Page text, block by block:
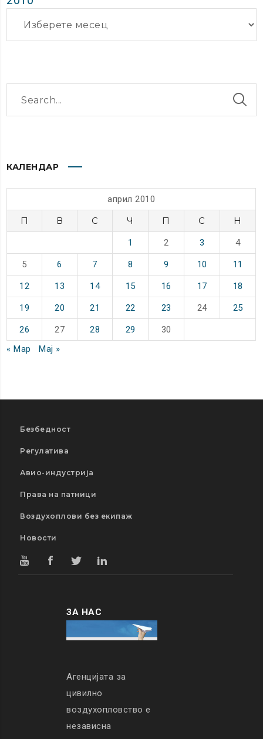
КАЛЕНДАР
април 2010
П В С Ч П С Н
1 2 3 4
5 6 7 8 9 10 11
12 13 14 15 16 17 18
19 20 21 22 23 24 25
26 27 28 29
30
« Мар
Мај »
Безбедност
Регулатива
Авио-индустрија
Права на патници
Воздухоплови без екипаж
Новости
ЗА НАС
Агенцијата за
цивилно
воздухопловство е
независна